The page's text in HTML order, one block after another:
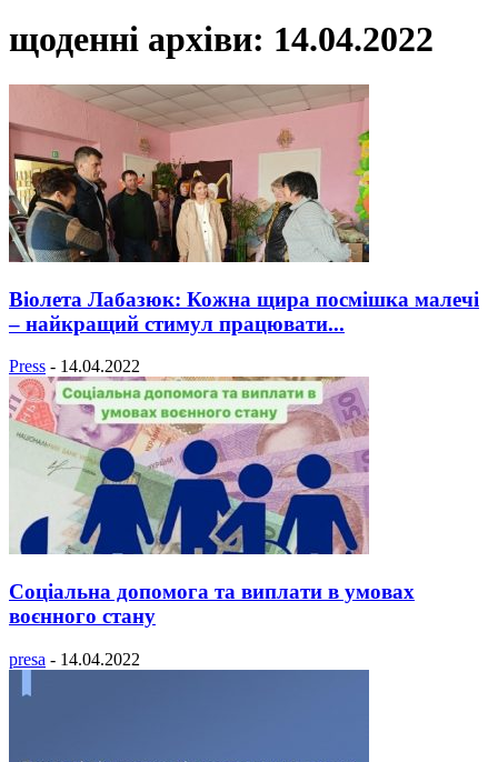
щоденні архіви: 14.04.2022
Віолета Лабазюк: Кожна щира посмішка малечі
– найкращий стимул працювати...
Press - 14.04.2022
Соціальна допомога та виплати в умовах
воєнного стану
presa - 14.04.2022